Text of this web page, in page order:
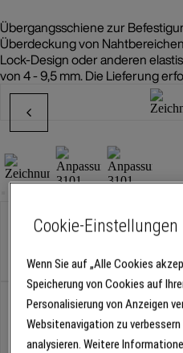
Übergangsschiene zur
Überdeckung von
Lock-Design oder anderen
von 4 - 9,5 mm. Die Lieferung
Größe:1 m
Variante:Farbton
Farbton Silber
Farbton
Cookie-Einstellungen
Wenn Sie auf „Alle Cookies
Speicherung von Cookies auf
Personalisierung von Anzeigen
Websitenavigation zu
analysieren. Weitere